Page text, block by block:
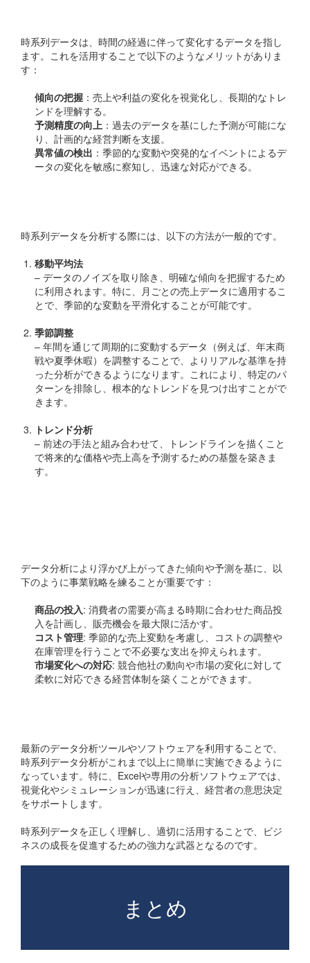
時系列データは、時間の経過に伴って変化するデータを指し
ます。これを活用することで以下のようなメリットがありま
す：
傾向の把握 ：売上や利益の変化を視覚化し、長期的なトレ
ンドを理解する。
予測精度の向上 ：過去のデータを基にした予測が可能にな
り、計画的な経営判断を支援。
異常値の検出 ：季節的な変動や突発的なイベントによるデ
ータの変化を敏感に察知し、迅速な対応ができる。
時系列データを分析する際には、以下の方法が一般的です。
移動平均法
– データのノイズを取り除き、明確な傾向を把握するため
に利用されます。特に、月ごとの売上データに適用するこ
とで、季節的な変動を平滑化することが可能です。
季節調整
– 年間を通じて周期的に変動するデータ（例えば、年末商
戦や夏季休暇）を調整することで、よりリアルな基準を持
った分析ができるようになります。これにより、特定のパ
ターンを排除し、根本的なトレンドを見つけ出すことがで
きます。
トレンド分析
– 前述の手法と組み合わせて、トレンドラインを描くこと
で将来的な価格や売上高を予測するための基盤を築きま
す。
データ分析により浮かび上がってきた傾向や予測を基に、以
下のように事業戦略を練ることが重要です：
商品の投入: 消費者の需要が高まる時期に合わせた商品投
入を計画し、販売機会を最大限に活かす。
コスト管理: 季節的な売上変動を考慮し、コストの調整や
在庫管理を行うことで不必要な支出を抑えられます。
市場変化への対応: 競合他社の動向や市場の変化に対して
柔軟に対応できる経営体制を築くことができます。
最新のデータ分析ツールやソフトウェアを利用することで、
時系列データ分析がこれまで以上に簡単に実施できるように
なっています。特に、Excelや専用の分析ソフトウェアでは、
視覚化やシミュレーションが迅速に行え、経営者の意思決定
をサポートします。
時系列データを正しく理解し、適切に活用することで、ビジ
ネスの成長を促進するための強力な武器となるのです。
まとめ